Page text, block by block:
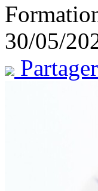
30/05/
Partager